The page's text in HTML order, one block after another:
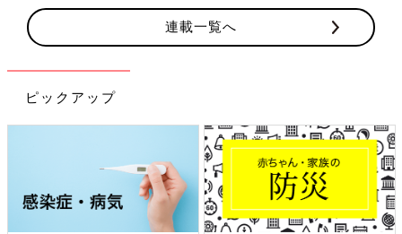
連載一覧へ
ピックアップ